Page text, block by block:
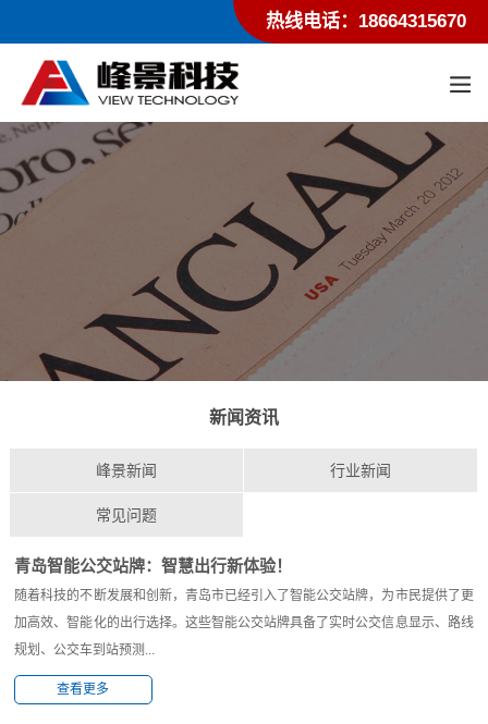
热线电话：18664315670
新闻资讯
峰景新闻 行业新闻
常见问题
青岛智能公交站牌：智慧出行新体验！
随着科技的不断发展和创新，青岛市已经引入了智能公交站牌，为市民提供了更
加高效、智能化的出行选择。这些智能公交站牌具备了实时公交信息显示、路线
规划、公交车到站预测...
查看更多